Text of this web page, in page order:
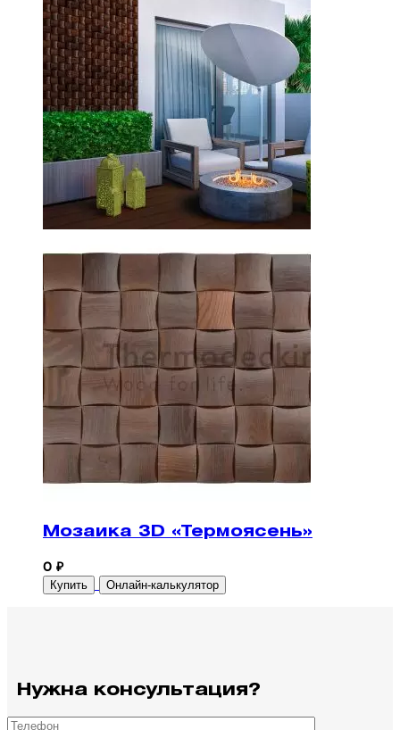
Мозаика 3D «Термоясень»
0 ₽
Купить Онлайн-калькулятор
Нужна консультация?